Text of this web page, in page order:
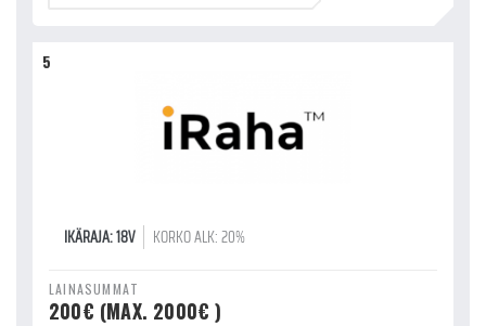
5
IKÄRAJA: 18V KORKO ALK: 20%
LAINASUMMAT
200€ (MAX. 2000€ )